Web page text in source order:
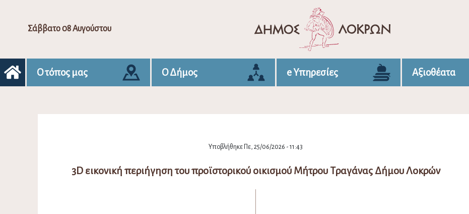
Σάββατο 08 Αυγούστου
Ο τόπος μας Ο Δήμος e Υπηρεσίες Αξιοθέατα
Υποβλήθηκε Πε, 25/06/2026 - 11:43
3D εικονική περιήγηση του προϊστορικού οικισμού Μήτρου Τραγάνας Δήμου Λοκρών